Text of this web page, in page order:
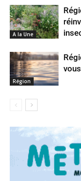
A la Une
Région